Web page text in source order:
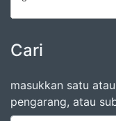
Cari
masukkan satu
pengarang, atau